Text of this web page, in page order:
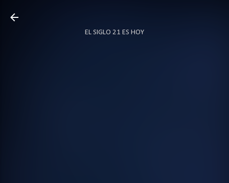
EL SIGLO 21 ES HOY